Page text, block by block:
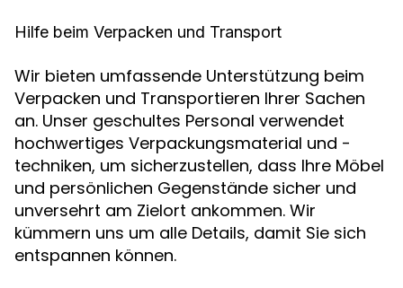
Hilfe beim Verpacken und Transport
Wir bieten umfassende Unterstützung beim
Verpacken und Transportieren Ihrer Sachen
an. Unser geschultes Personal verwendet
hochwertiges Verpackungsmaterial und -
techniken, um sicherzustellen, dass Ihre Möbel
und persönlichen Gegenstände sicher und
unversehrt am Zielort ankommen. Wir
kümmern uns um alle Details, damit Sie sich
entspannen können.